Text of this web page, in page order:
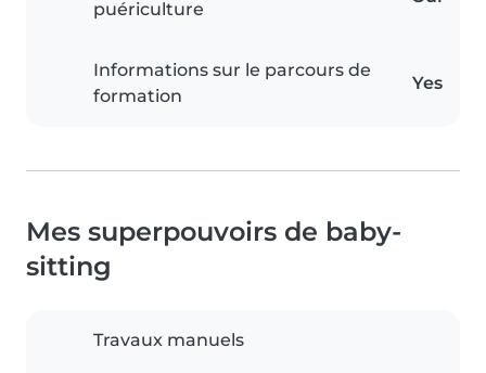
puériculture
Informations sur le parcours de
formation
Yes
Mes superpouvoirs de baby-
sitting
Travaux manuels